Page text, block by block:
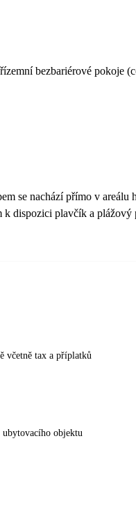
bezbariérové pokoje
se nachází přímo v areálu
k dispozici plavčík a plážový
včetně tax a příplatků
ubytovacího objektu